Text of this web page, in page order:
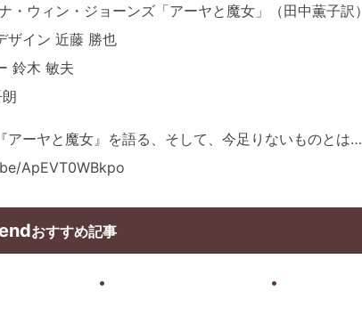
ウィン・ジョーンズ「アーヤと魔女」（田中薫子訳）
ザイン 近藤 勝也
鈴木 敏夫
アーヤと魔女』を語る、そして、今足りないものとは…
ApEVT0WBkpo
おすすめ記事